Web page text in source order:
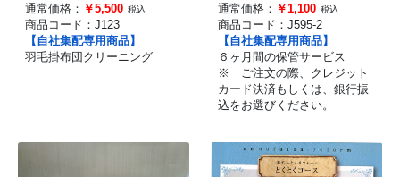
通常価格： ￥5,500 税込
商品コード： J123
【自社集配専用商品】
羽毛掛布団クリーニング
通常価格： ￥1,100 税込
商品コード： J595-2
【自社集配専用商品】
６ヶ月間の保管サービス
※ ご注文の際、クレジット
カード決済もしくは、銀行振
込をお選びください。